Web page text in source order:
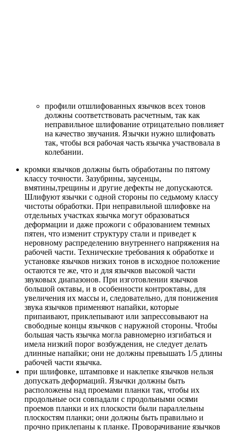
профили отшлифованных язычков всех тонов
должны соответствовать расчетным, так как
неправильное шлифование отрицательно повлияет
на качество звучания. Язычки нужно шлифовать
так, чтобы вся рабочая часть язычка участвовала в
колебании.
кромки язычков должны быть обработаны по пятому
классу точности. Зазубрины, заусенцы,
вмятины,трещины и другие дефекты не допускаются.
Шлифуют язычки с одной стороны по седьмому классу
чистоты обработки. При неправильной шлифовке на
отдельных участках язычка могут образоваться
деформации и даже прожоги с образованием темных
пятен, что изменит структуру стали и приведет к
неровному распределению внутреннего напряжения на
рабочей части. Технические требования к обработке и
установке язычков низких тонов в исходное положение
остаются те же, что и для язычков высокой части
звуковых диапазонов. При изготовлении язычков
большой октавы, и в особенности контроктавы, для
увеличения их массы и, следовательно, для понижения
звука язычков применяют напайки, которые
припаивают, приклепывают или запрессовывают на
свободные концы язычков c наружной стороны. Чтобы
большая часть язычка могла равномерно изгибаться и
имела низкий порог возбуждения, не следует делать
длинные напайки; они не должны превышать 1/5 длины
рабочей части язычка.
при шлифовке, штамповке и наклепке язычков нельзя
допускать деформаций. Язычки должны быть
расположены над проемами планки так, чтобы их
продольные оси совпадали c продольными осями
проемов планки и их плоскости были параллельны
плоскостям планки; они должны быть правильно и
прочно приклепаны к планке. Проворачивание язычков